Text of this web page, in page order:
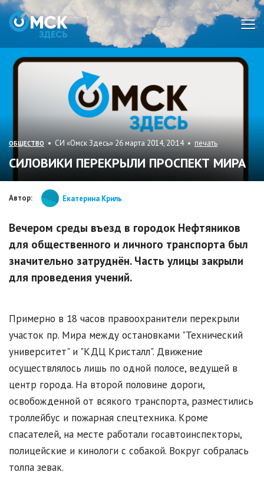
ОБЩЕСТВО • СИ «Омск Здесь» 26 марта 2014, 20:14 • печать
СИЛОВИКИ ПЕРЕКРЫЛИ ПРОСПЕКТ МИРА
Автор: Екатерина Криль
Вечером среды въезд в городок Нефтяников
для общественного и личного транспорта был
значительно затруднён. Часть улицы закрыли
для проведения учений.
Примерно в 18 часов правоохранители перекрыли
участок пр. Мира между остановками "Технический
университет" и "КДЦ Кристалл". Движение
осуществлялось лишь по одной полосе, ведущей в
центр города. На второй половине дороги,
освобожденной от всякого транспорта, разместились
троллейбус и пожарная спецтехника. Кроме
спасателей, на месте работали госавтоинспекторы,
полицейские и кинологи с собакой. Вокруг собралась
толпа зевак.